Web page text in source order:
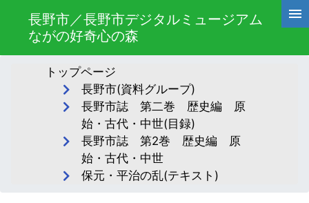
長野市／長野市デジタルミュージアム
ながの好奇心の森
トップページ
長野市(資料グループ)
長野市誌 第二巻 歴史編 原
始・古代・中世(目録)
長野市誌 第2巻 歴史編 原
始・古代・中世
保元・平治の乱(テキスト)